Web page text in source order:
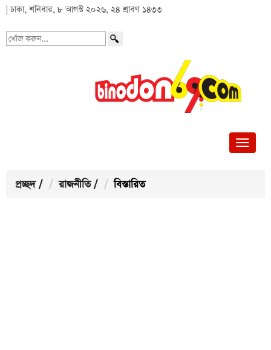
| ঢাকা, শনিবার, ৮ আগস্ট ২০২৬, ২৪ শ্রাবণ ১৪৩৩
খোঁজ
প্রচ্ছদ / রাজনীতি / বিস্তারিত